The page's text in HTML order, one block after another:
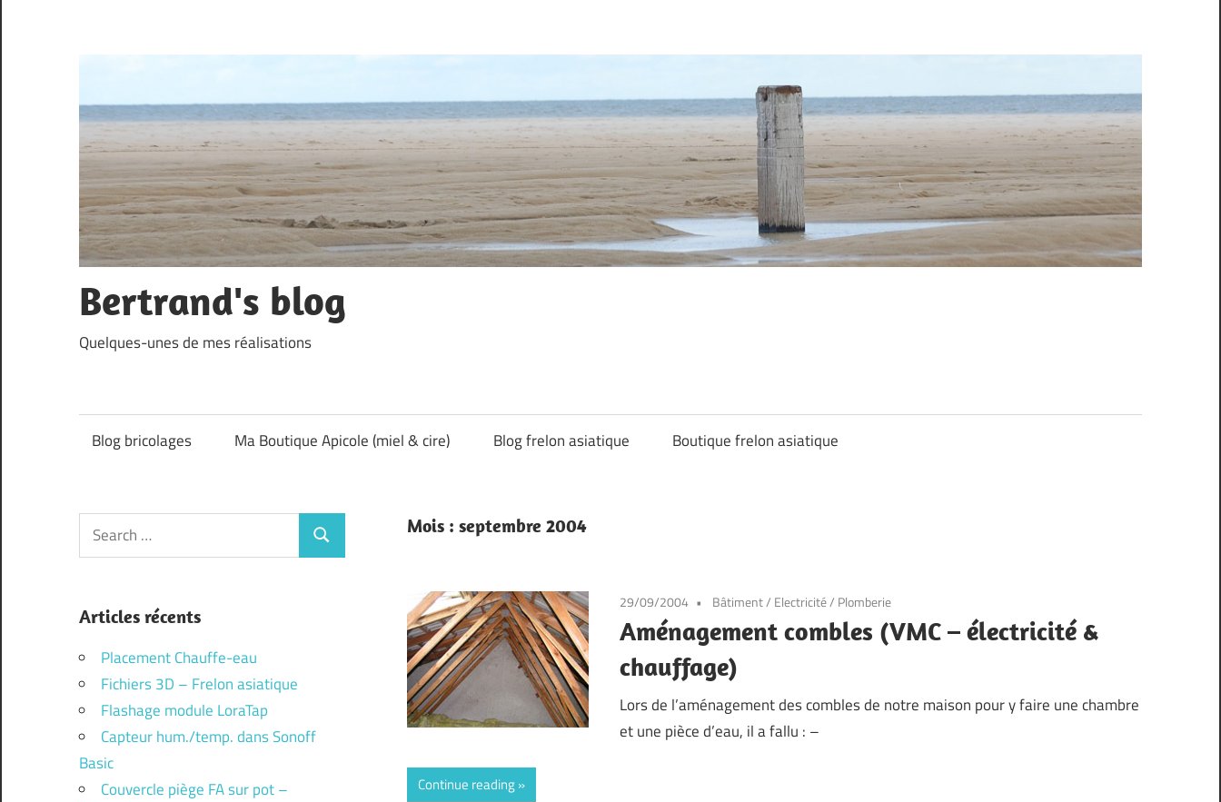
Bertrand's blog
Quelques-unes de mes réalisations
Blog bricolages Ma Boutique Apicole (miel & cire) Blog frelon asiatique Boutique frelon asiatique
Mois : septembre 2004
29/09/2004 Bâtiment/ Electricité/ Plomberie
Aménagement combles (VMC – électricité &
chauffage)
Lors de l’aménagement des combles de notre maison pour y faire une chambre
et une pièce d’eau, il a fallu : –
Continue reading
Search
for:
Search
Articles récents
Placement Chauffe-eau
Fichiers 3D – Frelon asiatique
Flashage module LoraTap
Capteur hum./temp. dans Sonoff
Basic
Couvercle piège FA sur pot –